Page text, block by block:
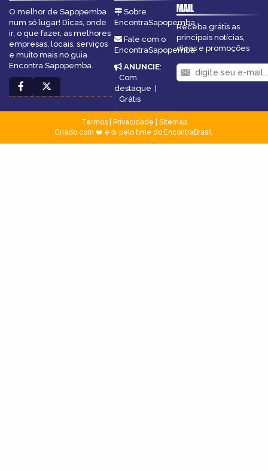
O melhor de Sapopemba
num só lugar! Dicas, onde
ir, o que fazer, as melhores
empresas, locais, serviços
e muito mais no guia
Encontra Sapopemba.
Sobre
EncontraSapopemba
Fale com o
EncontraSapopemba
ANUNCIE:
Com
destaque |
Grátis
MAIL
Receba grátis as
principais notícias,
dicas e promoções
Termos| Privacidade
Sitemap
Criado com ❤️ e ☕ pelo time do EncontraBrasil